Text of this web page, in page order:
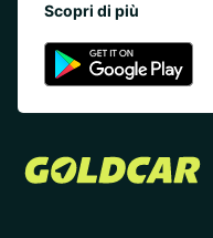
Scopri di più